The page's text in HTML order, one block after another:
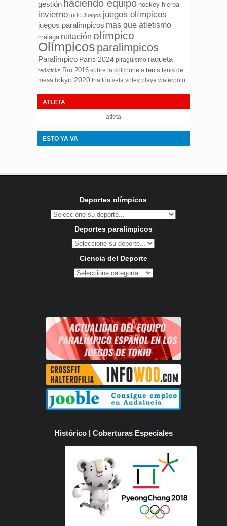
gestión haciendo equipo hockey hierba
invierno judo Juegos juegos olímpicos
juegos paralímpicos mas que atletismo
málaga natación olímpico
Olímpicos paralimpicos
Paralímpico París 2024 piragüismo raqueta
redsticks Río 2016 sobre la colchoneta tenis tenis de
mesa tokyo 2020 triatlón vela voley playa waterpolo
ATLETA
atleta
ESTO YA VA
Deportes olímpicos
Deportes paralímpicos
Ciencia del Deporte
Histórico | Coberturas Especiales